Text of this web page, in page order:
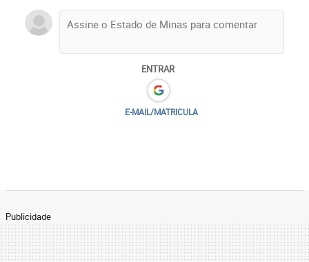
ENTRAR
E-MAIL/MATRICULA
Publicidade